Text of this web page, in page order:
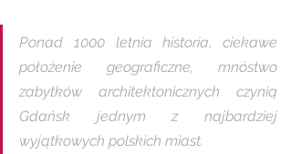
Ponad 1000 letnia historia, ciekawe
położenie geograficzne, mnóstwo
zabytków architektonicznych czynią
Gdańsk jednym z najbardziej
wyjątkowych polskich miast.